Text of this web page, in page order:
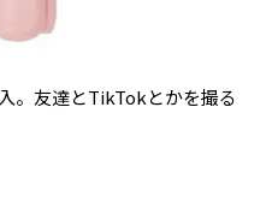
。友達とTikTokとかを撮る